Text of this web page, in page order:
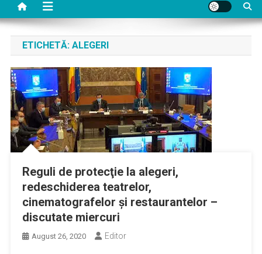
ETICHETĂ: ALEGERI
Reguli de protecţie la alegeri,
redeschiderea teatrelor,
cinematografelor şi restaurantelor –
discutate miercuri
August 26, 2020 Editor